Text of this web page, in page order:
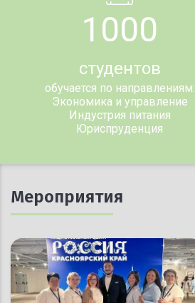
1000
студентов
обучается по направлениям:
Экономика и управление
Индустрия питания
Юриспруденция
Мероприятия